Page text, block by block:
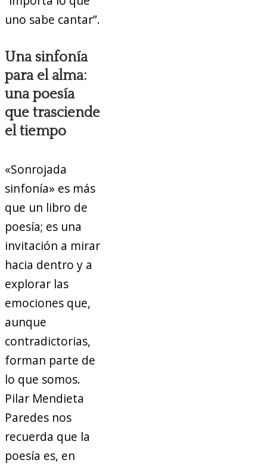
uno sabe cantar”.
Una sinfonía
para el alma:
una poesía
que trasciende
el tiempo
«Sonrojada
sinfonía» es más
que un libro de
poesía; es una
invitación a mirar
hacia dentro y a
explorar las
emociones que,
aunque
contradictorias,
forman parte de
lo que somos.
Pilar Mendieta
Paredes nos
recuerda que la
poesía es, en